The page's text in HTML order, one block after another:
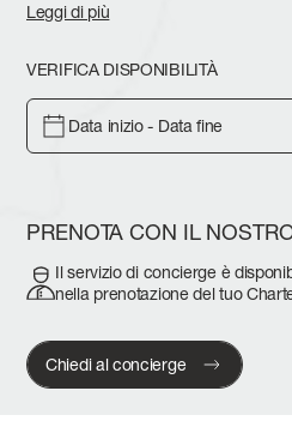
Leggi di più
VERIFICA DISPONIBILITÀ
Data inizio - Data fine
PRENOTA CON IL
Il servizio di concierge è
nella prenotazione del tuo
Chiedi al concierge